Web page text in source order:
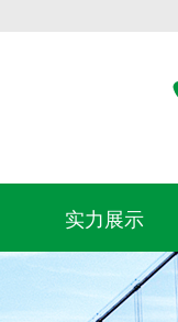
实力展示